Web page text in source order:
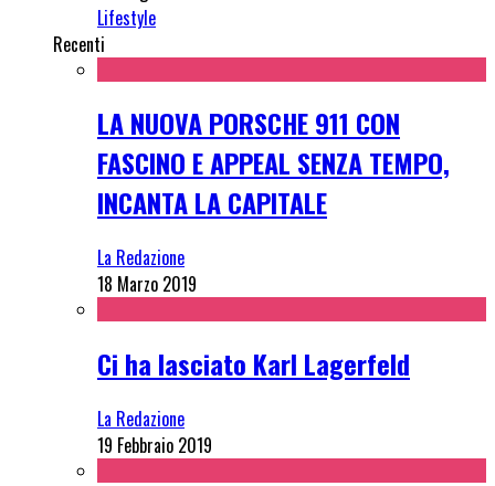
Lifestyle
Recenti
LA NUOVA PORSCHE 911 CON
FASCINO E APPEAL SENZA TEMPO,
INCANTA LA CAPITALE
La Redazione
18 Marzo 2019
Ci ha lasciato Karl Lagerfeld
La Redazione
19 Febbraio 2019